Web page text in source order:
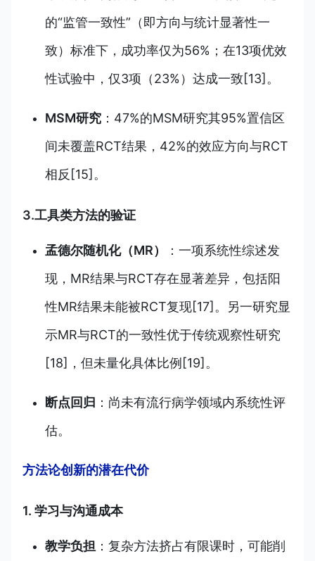
的“监管一致性”（即方向与统计显著性一
致）标准下，成功率仅为56%；在13项优效
性试验中，仅3项（23%）达成一致[13]。
MSM研究 ：47%的MSM研究其95%置信区
间未覆盖RCT结果，42%的效应方向与RCT
相反[15]。
3.工具类方法的验证
孟德尔随机化（MR）
：一项系统性综述发
现，MR结果与RCT存在显著差异，包括阳
性MR结果未能被RCT复现[17]。另一研究显
示MR与RCT的一致性优于传统观察性研究
[18]，但未量化具体比例[19]。
断点回归 ：尚未有流行病学领域内系统性评
估。
方法论创新的潜在代价
1. 学习与沟通成本
教学负担 ：复杂方法挤占有限课时，可能削